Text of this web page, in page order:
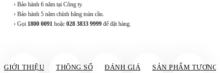
› Bảo hành 6 năm tại Công ty.
› Bảo hành 5 năm chính hãng toàn cầu.
› Gọi 1800 0091 hoặc 028 3833 9999 để đặt hàng.
GIỚI THIỆU THÔNG SỐ ĐÁNH GIÁ SẢN PHẨM TƯƠNG